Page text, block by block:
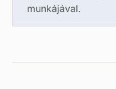
munkájával.